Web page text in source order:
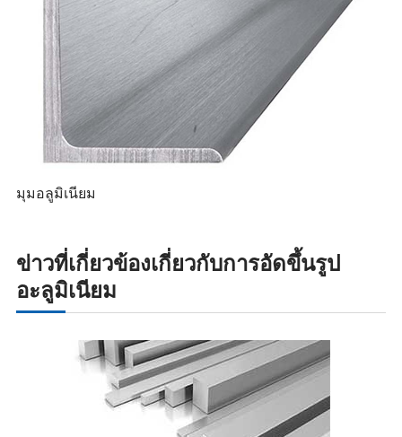
มุมอลูมิเนียม
ข่าวที่เกี่ยวข้องเกี่ยวกับการอัดขึ้นรูป
อะลูมิเนียม